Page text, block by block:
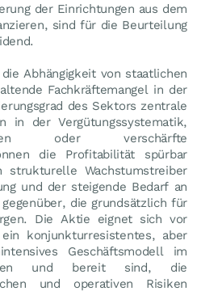
der Einrichtungen aus dem
sind für die Beurteilung
Abhängigkeit von staatlichen
Fachkräftemangel in der
des Sektors zentrale
in der Vergütungssystematik,
oder verschärfte
die Profitabilität spürbar
strukturelle Wachstumstreiber
und der steigende Bedarf an
die grundsätzlich für
Die Aktie eignet sich vor
konjunkturresistentes, aber
Geschäftsmodell im
und bereit sind, die
und operativen Risiken